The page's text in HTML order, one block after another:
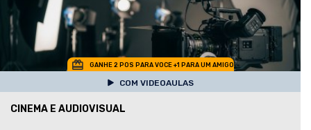
GANHE 2 POS PARA VOCE +1 PARA UM AMIGO
COM VIDEOAULAS
CINEMA E AUDIOVISUAL